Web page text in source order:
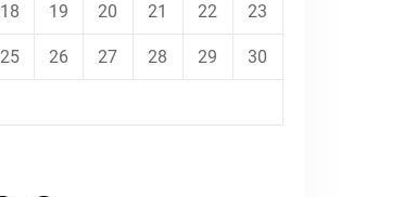
18 19 20 21 22 23
25 26 27 28 29 30